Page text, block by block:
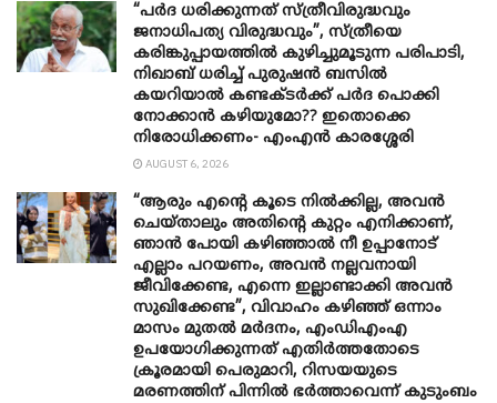
“പർദ ധരിക്കുന്നത് സ്ത്രീവിരുദ്ധവും
ജനാധിപത്യ വിരുദ്ധവും”, സ്ത്രീയെ
കരിങ്കുപ്പായത്തിൽ കുഴിച്ചുമൂടുന്ന പരിപാടി,
നിഖാബ് ധരിച്ച് പുരുഷൻ ബസിൽ
കയറിയാൽ കണ്ടക്ടർക്ക് പർദ പൊക്കി
നോക്കാന്‍ കഴിയുമോ?? ഇതൊക്കെ
നിരോധിക്കണം- എംഎന്‍ കാരശ്ശേരി
AUGUST 6, 2026
“ആരും എന്റെ കൂടെ നില്‍ക്കില്ല, അവൻ
ചെയ്താലും അതിന്റെ കുറ്റം എനിക്കാണ്,
ഞാന്‍ പോയി കഴിഞ്ഞാല്‍ നീ ഉപ്പാനോട്
എല്ലാം പറയണം, അവന്‍ നല്ലവനായി
ജീവിക്കേണ്ട, എന്നെ ഇല്ലാണ്ടാക്കി അവന്‍
സുഖിക്കേണ്ട”, വിവാഹം കഴിഞ്ഞ് ഒന്നാം
മാസം മുതല്‍ മര്‍ദനം, എംഡിഎംഎ
ഉപയോഗിക്കുന്നത് എതിര്‍ത്തതോടെ
ക്രൂരമായി പെരുമാറി, റിസയയുടെ
മരണത്തിന് പിന്നില്‍ ഭര്‍ത്താവെന്ന് കുടുംബം